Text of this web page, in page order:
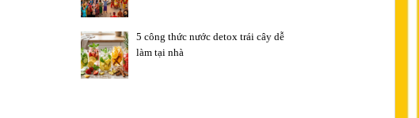
5 công thức nước detox trái cây dễ
làm tại nhà